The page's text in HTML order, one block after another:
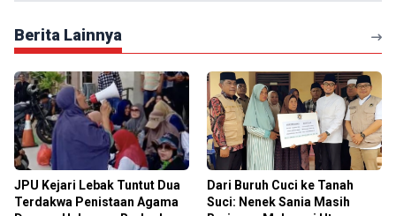
Berita Lainnya
JPU Kejari Lebak Tuntut Dua
Terdakwa Penistaan Agama
Dari Buruh Cuci ke Tanah
Suci: Nenek Sania Masih